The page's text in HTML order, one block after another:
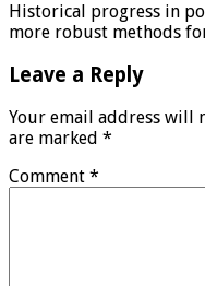
Historical progress in
more robust methods
Leave a Reply
Your email address will
are marked *
Comment *